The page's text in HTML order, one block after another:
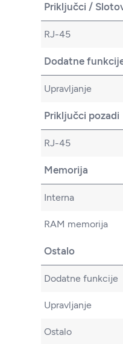
Priključci /
RJ-45
Dodatne
Upravljanje
Priključci pozadi
RJ-45
Memorija
Interna
RAM memorija
Ostalo
Dodatne funkcije
Upravljanje
Ostalo